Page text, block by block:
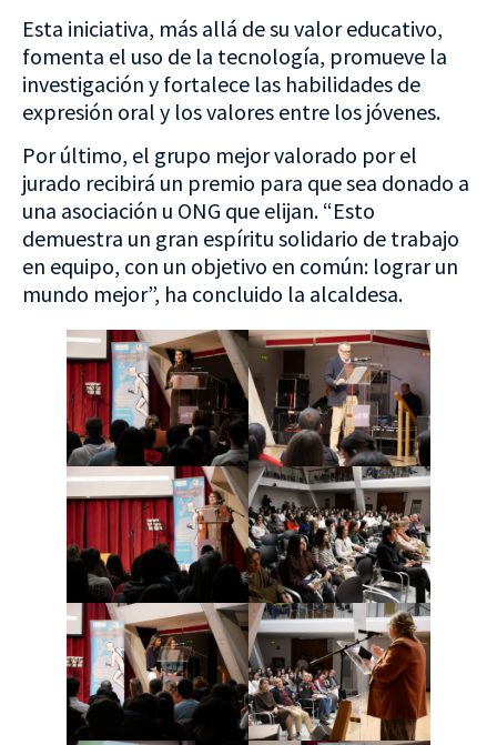
Esta iniciativa, más allá de su valor educativo,
fomenta el uso de la tecnología, promueve la
investigación y fortalece las habilidades de
expresión oral y los valores entre los jóvenes.
Por último, el grupo mejor valorado por el
jurado recibirá un premio para que sea donado a
una asociación u ONG que elijan. “Esto
demuestra un gran espíritu solidario de trabajo
en equipo, con un objetivo en común: lograr un
mundo mejor”, ha concluido la alcaldesa.